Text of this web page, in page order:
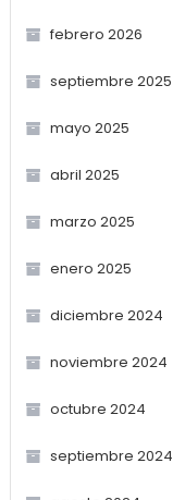
febrero 2026
septiembre 2025
mayo 2025
abril 2025
marzo 2025
enero 2025
diciembre 2024
noviembre 2024
octubre 2024
septiembre 2024